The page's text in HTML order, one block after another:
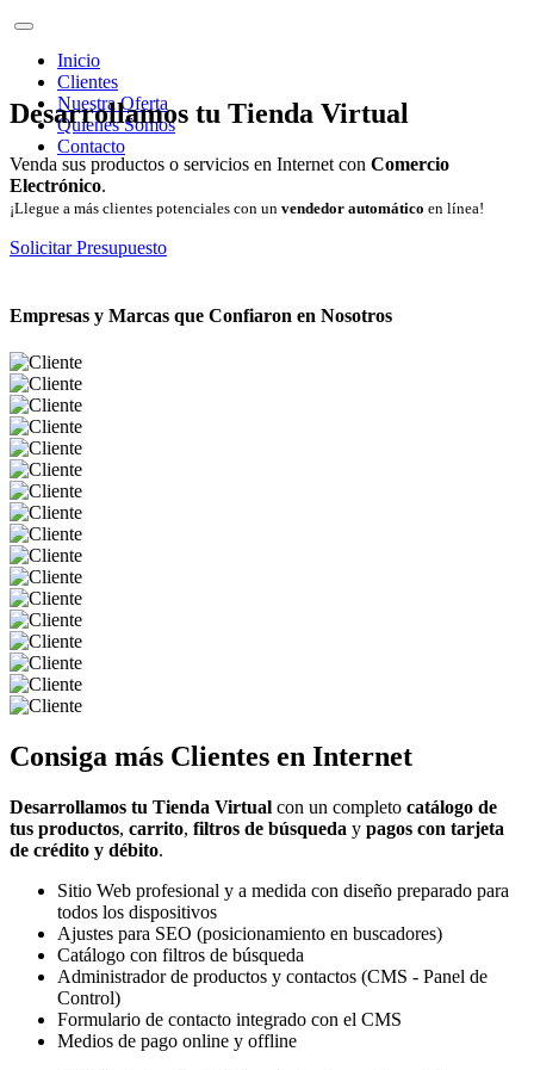
Inicio
Clientes
Nuestra Oferta
Quienes Somos
Contacto
Desarrollamos tu Tienda Virtual
Venda sus productos o servicios en Internet con Comercio
Electrónico.
¡Llegue a más clientes potenciales con un vendedor automático en línea!
Solicitar Presupuesto
Empresas y Marcas que Confiaron en Nosotros
Consiga más Clientes en Internet
Desarrollamos tu Tienda Virtual con un completo catálogo de
tus productos, carrito, filtros de búsqueda y pagos con tarjeta
de crédito y débito.
Sitio Web profesional y a medida con diseño preparado para
todos los dispositivos
Ajustes para SEO (posicionamiento en buscadores)
Catálogo con filtros de búsqueda
Administrador de productos y contactos (CMS - Panel de
Control)
Formulario de contacto integrado con el CMS
Medios de pago online y offline